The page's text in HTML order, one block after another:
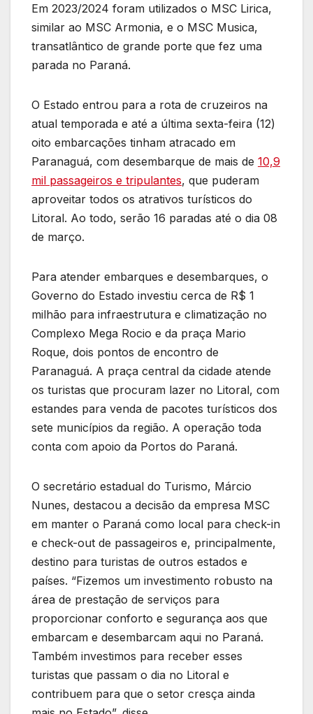
Em 2023/2024 foram utilizados o MSC Lirica,
similar ao MSC Armonia, e o MSC Musica,
transatlântico de grande porte que fez uma
parada no Paraná.
O Estado entrou para a rota de cruzeiros na
atual temporada e até a última sexta-feira (12)
oito embarcações tinham atracado em
Paranaguá, com desembarque de mais de 10,9
mil passageiros e tripulantes, que puderam
aproveitar todos os atrativos turísticos do
Litoral. Ao todo, serão 16 paradas até o dia 08
de março.
Para atender embarques e desembarques, o
Governo do Estado investiu cerca de R$ 1
milhão para infraestrutura e climatização no
Complexo Mega Rocio e da praça Mario
Roque, dois pontos de encontro de
Paranaguá. A praça central da cidade atende
os turistas que procuram lazer no Litoral, com
estandes para venda de pacotes turísticos dos
sete municípios da região. A operação toda
conta com apoio da Portos do Paraná.
O secretário estadual do Turismo, Márcio
Nunes, destacou a decisão da empresa MSC
em manter o Paraná como local para check-in
e check-out de passageiros e, principalmente,
destino para turistas de outros estados e
países. “Fizemos um investimento robusto na
área de prestação de serviços para
proporcionar conforto e segurança aos que
embarcam e desembarcam aqui no Paraná.
Também investimos para receber esses
turistas que passam o dia no Litoral e
contribuem para que o setor cresça ainda